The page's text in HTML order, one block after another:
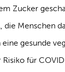
Zucker
die Menschen
gesunde
Risiko für